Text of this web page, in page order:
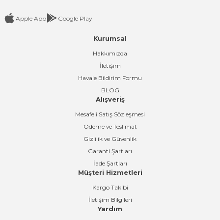
Apple App Google Play
Kurumsal
Hakkımızda
İletişim
Havale Bildirim Formu
BLOG
Alışveriş
Mesafeli Satış Sözleşmesi
Ödeme ve Teslimat
Gizlilik ve Güvenlik
Garanti Şartları
İade Şartları
Müşteri Hizmetleri
Kargo Takibi
İletişim Bilgileri
Yardım